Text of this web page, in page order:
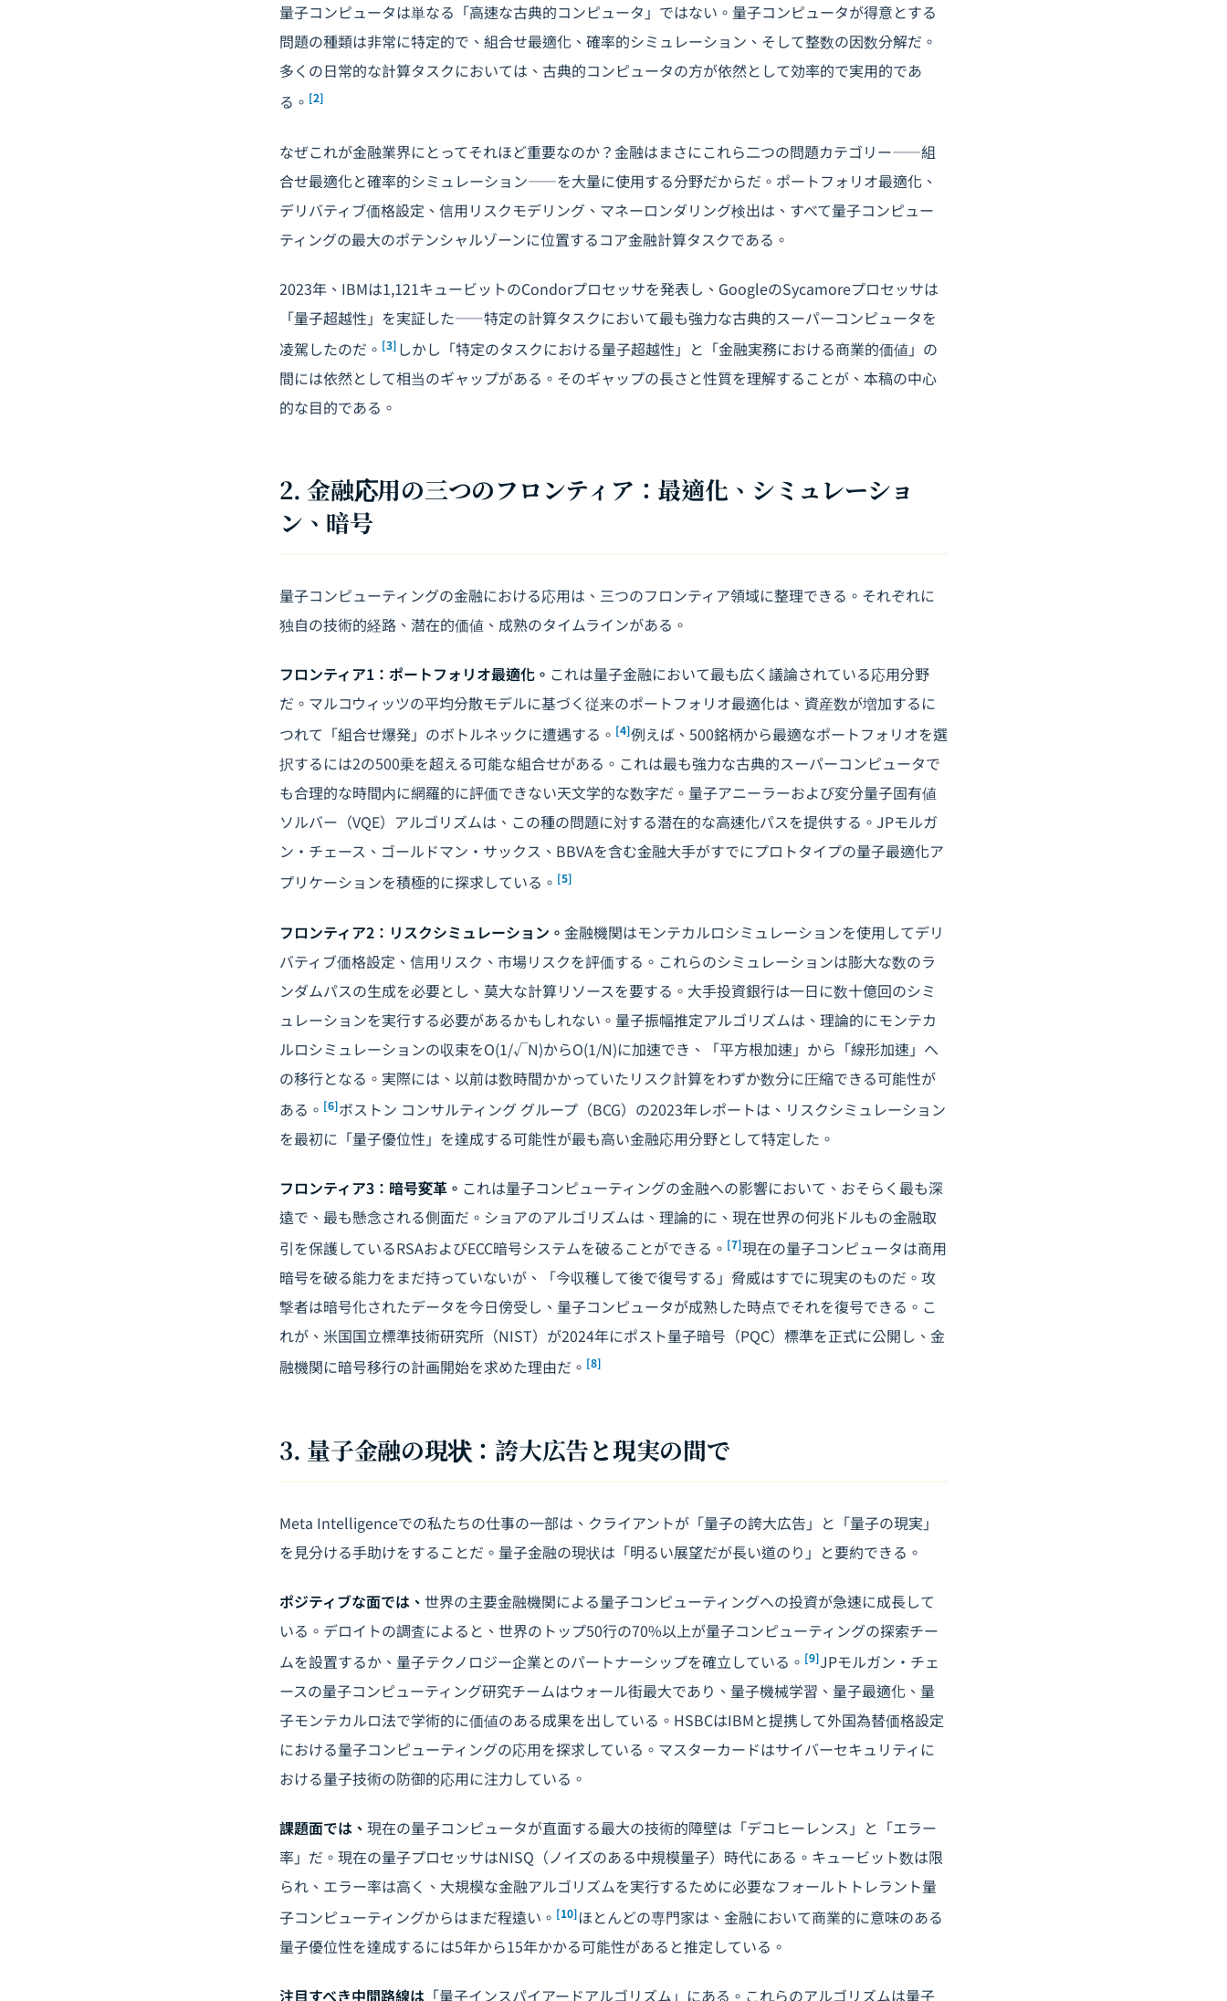
量子コンピュータは単なる「高速な古典的コンピュータ」ではない。量子コンピュータが得意とする
問題の種類は非常に特定的で、組合せ最適化、確率的シミュレーション、そして整数の因数分解だ。
多くの日常的な計算タスクにおいては、古典的コンピュータの方が依然として効率的で実用的であ
る。 [2]
なぜこれが金融業界にとってそれほど重要なのか？金融はまさにこれら二つの問題カテゴリー――組
合せ最適化と確率的シミュレーション――を大量に使用する分野だからだ。ポートフォリオ最適化、
デリバティブ価格設定、信用リスクモデリング、マネーロンダリング検出は、すべて量子コンピュー
ティングの最大のポテンシャルゾーンに位置するコア金融計算タスクである。
2023年、IBMは1,121キュービットのCondorプロセッサを発表し、GoogleのSycamoreプロセッサは
「量子超越性」を実証した――特定の計算タスクにおいて最も強力な古典的スーパーコンピュータを
凌駕したのだ。 [3] しかし「特定のタスクにおける量子超越性」と「金融実務における商業的価値」の
間には依然として相当のギャップがある。そのギャップの長さと性質を理解することが、本稿の中心
的な目的である。
2. 金融応用の三つのフロンティア：最適化、シミュレーショ
ン、暗号
量子コンピューティングの金融における応用は、三つのフロンティア領域に整理できる。それぞれに
独自の技術的経路、潜在的価値、成熟のタイムラインがある。
フロンティア1：ポートフォリオ最適化。 これは量子金融において最も広く議論されている応用分野
だ。マルコウィッツの平均分散モデルに基づく従来のポートフォリオ最適化は、資産数が増加するに
つれて「組合せ爆発」のボトルネックに遭遇する。 [4]例えば、500銘柄から最適なポートフォリオを選
択するには2の500乗を超える可能な組合せがある。これは最も強力な古典的スーパーコンピュータで
も合理的な時間内に網羅的に評価できない天文学的な数字だ。量子アニーラーおよび変分量子固有値
ソルバー（VQE）アルゴリズムは、この種の問題に対する潜在的な高速化パスを提供する。JPモルガ
ン・チェース、ゴールドマン・サックス、BBVAを含む金融大手がすでにプロトタイプの量子最適化ア
プリケーションを積極的に探求している。 [5]
フロンティア2：リスクシミュレーション。 金融機関はモンテカルロシミュレーションを使用してデリ
バティブ価格設定、信用リスク、市場リスクを評価する。これらのシミュレーションは膨大な数のラ
ンダムパスの生成を必要とし、莫大な計算リソースを要する。大手投資銀行は一日に数十億回のシミ
ュレーションを実行する必要があるかもしれない。量子振幅推定アルゴリズムは、理論的にモンテカ
ルロシミュレーションの収束をO(1/√N)からO(1/N)に加速でき、「平方根加速」から「線形加速」へ
の移行となる。実際には、以前は数時間かかっていたリスク計算をわずか数分に圧縮できる可能性が
ある。 [6]ボストン コンサルティング グループ（BCG）の2023年レポートは、リスクシミュレーション
を最初に「量子優位性」を達成する可能性が最も高い金融応用分野として特定した。
フロンティア3：暗号変革。 これは量子コンピューティングの金融への影響において、おそらく最も深
遠で、最も懸念される側面だ。ショアのアルゴリズムは、理論的に、現在世界の何兆ドルもの金融取
引を保護しているRSAおよびECC暗号システムを破ることができる。 [7]現在の量子コンピュータは商用
暗号を破る能力をまだ持っていないが、「今収穫して後で復号する」脅威はすでに現実のものだ。攻
撃者は暗号化されたデータを今日傍受し、量子コンピュータが成熟した時点でそれを復号できる。こ
れが、米国国立標準技術研究所（NIST）が2024年にポスト量子暗号（PQC）標準を正式に公開し、金
融機関に暗号移行の計画開始を求めた理由だ。 [8]
3. 量子金融の現状：誇大広告と現実の間で
Meta Intelligenceでの私たちの仕事の一部は、クライアントが「量子の誇大広告」と「量子の現実」
を見分ける手助けをすることだ。量子金融の現状は「明るい展望だが長い道のり」と要約できる。
ポジティブな面では、 世界の主要金融機関による量子コンピューティングへの投資が急速に成長して
いる。デロイトの調査によると、世界のトップ50行の70%以上が量子コンピューティングの探索チー
ムを設置するか、量子テクノロジー企業とのパートナーシップを確立している。 [9]JPモルガン・チェ
ースの量子コンピューティング研究チームはウォール街最大であり、量子機械学習、量子最適化、量
子モンテカルロ法で学術的に価値のある成果を出している。HSBCはIBMと提携して外国為替価格設定
における量子コンピューティングの応用を探求している。マスターカードはサイバーセキュリティに
おける量子技術の防御的応用に注力している。
課題面では、 現在の量子コンピュータが直面する最大の技術的障壁は「デコヒーレンス」と「エラー
率」だ。現在の量子プロセッサはNISQ（ノイズのある中規模量子）時代にある。キュービット数は限
られ、エラー率は高く、大規模な金融アルゴリズムを実行するために必要なフォールトトレラント量
子コンピューティングからはまだ程遠い。 [10]ほとんどの専門家は、金融において商業的に意味のある
量子優位性を達成するには5年から15年かかる可能性があると推定している。
注目すべき中間路線は 「量子インスパイアードアルゴリズム」にある。これらのアルゴリズムは量子